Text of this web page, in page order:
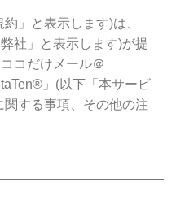
」と表示します)は、
社」と表示します)が提
コだけメール＠
」(以下「本サービ
する事項、その他の注